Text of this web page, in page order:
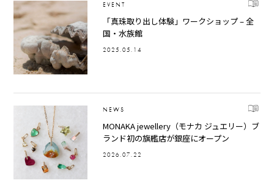
EVENT
「真珠取り出し体験」ワークショップ – 全
国・水族館
2025.05.14
NEWS
MONAKA jewellery（モナカ ジュエリー）ブ
ランド初の旗艦店が銀座にオープン
2026.07.22